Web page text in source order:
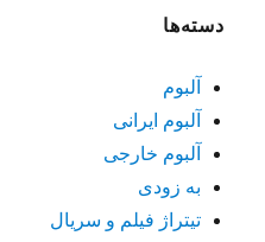
دسته‌ها
آلبوم
آلبوم ایرانی
آلبوم خارجی
به زودی
تیتراژ فیلم و سریال